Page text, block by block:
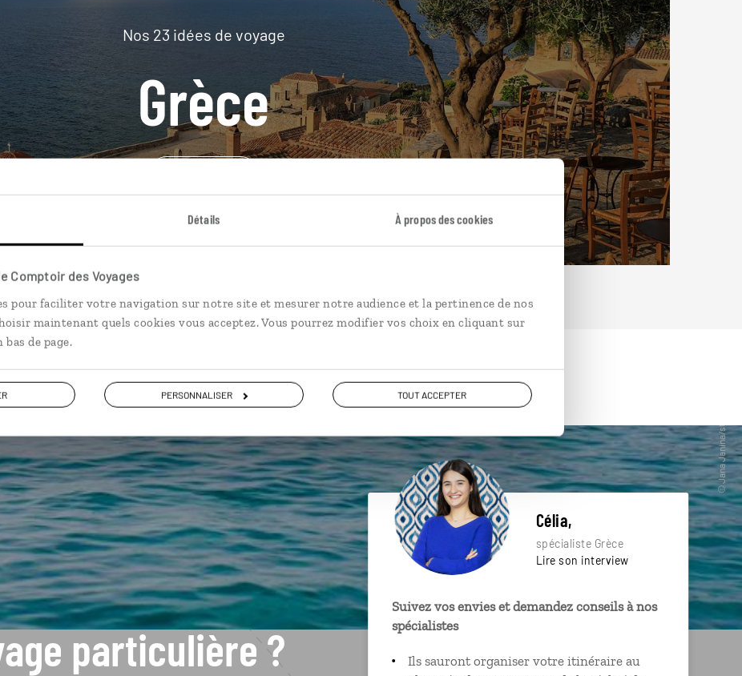
Détails À propos des cookies
Comptoir des Voyages
pour faciliter votre navigation sur notre site et mesurer notre audience et la pertinence de nos
maintenant quels cookies vous acceptez. Vous pourrez modifier vos choix en cliquant sur
bas de page.
PERSONNALISER TOUT ACCEPTER
Nos 23 idées de voyage
Grèce
particulière ?
Célia,
spécialiste Grèce
Lire son interview
Suivez vos envies et demandez conseils à nos
spécialistes
Ils sauront organiser votre itinéraire au